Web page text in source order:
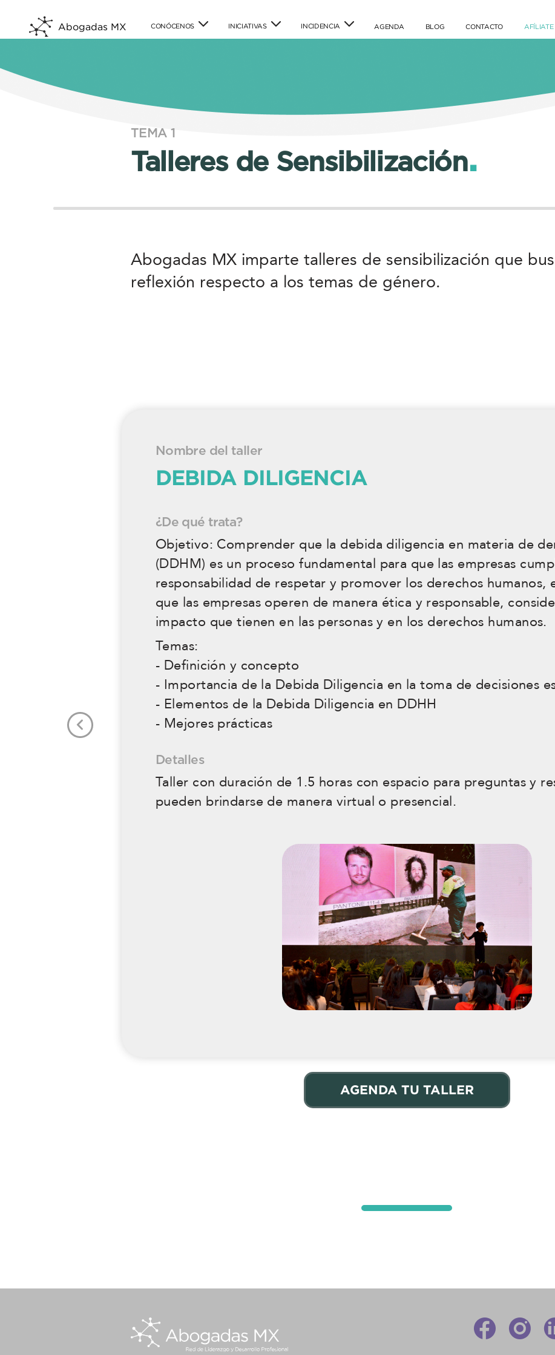
Abogadas MX CONÓCENOS INICIATIVAS INCIDENCIA AGENDA(current)BLOG(current)CONTACTO(current)AFÍLIATE
TEMA 1
Talleres de Sensibilización.
Abogadas MX imparte talleres de sensibilización que
reflexión respecto a los temas de género.
Nombre del taller
DEBIDA DILIGENCIA
¿De qué trata?
Objetivo: Comprender que la debida diligencia en materia de
(DDHM) es un proceso fundamental para que las empresas
responsabilidad de respetar y promover los derechos humanos,
que las empresas operen de manera ética y responsable,
impacto que tienen en las personas y en los derechos humanos.
Temas:
- Definición y concepto
- Importancia de la Debida Diligencia en la toma de decisiones
- Elementos de la Debida Diligencia en DDHH
- Mejores prácticas
Detalles
Taller con duración de 1.5 horas con espacio para preguntas y
pueden brindarse de manera virtual o presencial.
AGENDA TU TALLER
Previous